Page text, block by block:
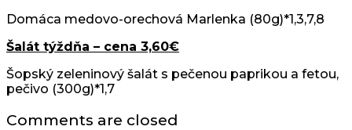
Domáca medovo-orechová Marlenka (80g)*1,3,7,8
Šalát týždňa – cena 3,60€
Šopský zeleninový šalát s pečenou paprikou a fetou,
pečivo (300g)*1,7
Comments are closed